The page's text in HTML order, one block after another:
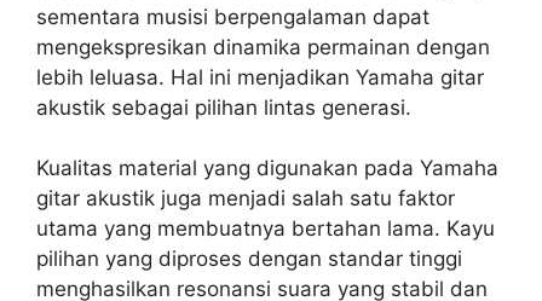
sementara musisi berpengalaman dapat
mengekspresikan dinamika permainan dengan
lebih leluasa. Hal ini menjadikan Yamaha gitar
akustik sebagai pilihan lintas generasi.
Kualitas material yang digunakan pada Yamaha
gitar akustik juga menjadi salah satu faktor
utama yang membuatnya bertahan lama. Kayu
pilihan yang diproses dengan standar tinggi
menghasilkan resonansi suara yang stabil dan